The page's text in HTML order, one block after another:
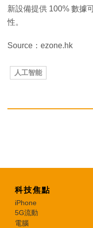
新設備提供 100% 數據
性。
Source：ezone.hk
人工智能
科技焦點
iPhone
5G流動
電腦